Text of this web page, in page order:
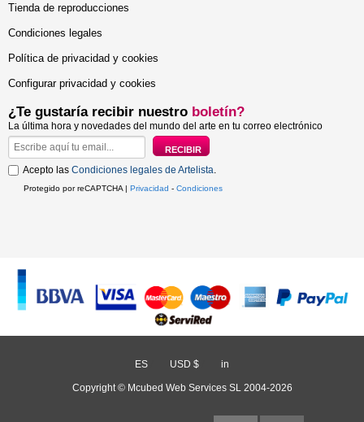
Tienda de reproducciones
Condiciones legales
Política de privacidad y cookies
Configurar privacidad y cookies
¿Te gustaría recibir nuestro boletín?
La última hora y novedades del mundo del arte en tu correo electrónico
Acepto las Condiciones legales de Artelista.
Protegido por reCAPTCHA | Privacidad - Condiciones
ES USD $ in
Copyright © Mcubed Web Services SL 2004-2026